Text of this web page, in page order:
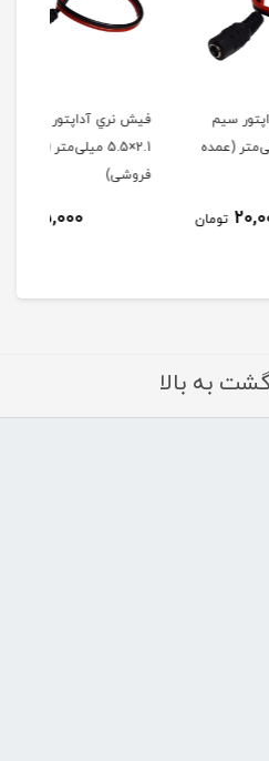
فیش نري آداپتور سیم دار
2.1×5.5 میلی‌متر (تک
تومان
به بالا